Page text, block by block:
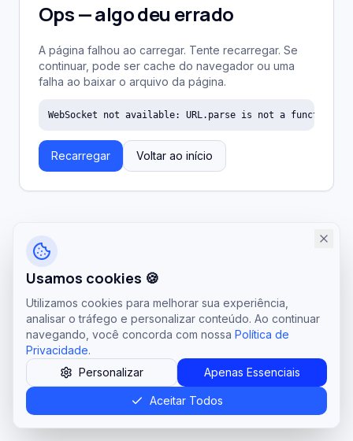
Ops — algo deu errado
A página falhou ao carregar. Tente recarregar. Se
continuar, pode ser cache do navegador ou uma
falha ao baixar o arquivo da página.
WebSocket not available: URL.parse is not a function
Recarregar Voltar ao início
Usamos cookies 🍪
Utilizamos cookies para melhorar sua experiência,
analisar o tráfego e personalizar conteúdo. Ao continuar
navegando, você concorda com nossa Política de
Privacidade.
Personalizar
Apenas Essenciais
Aceitar Todos